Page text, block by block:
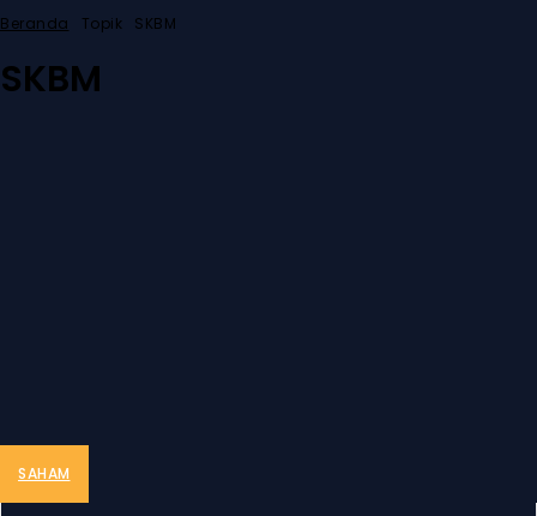
Beranda Topik SKBM
SKBM
SAHAM